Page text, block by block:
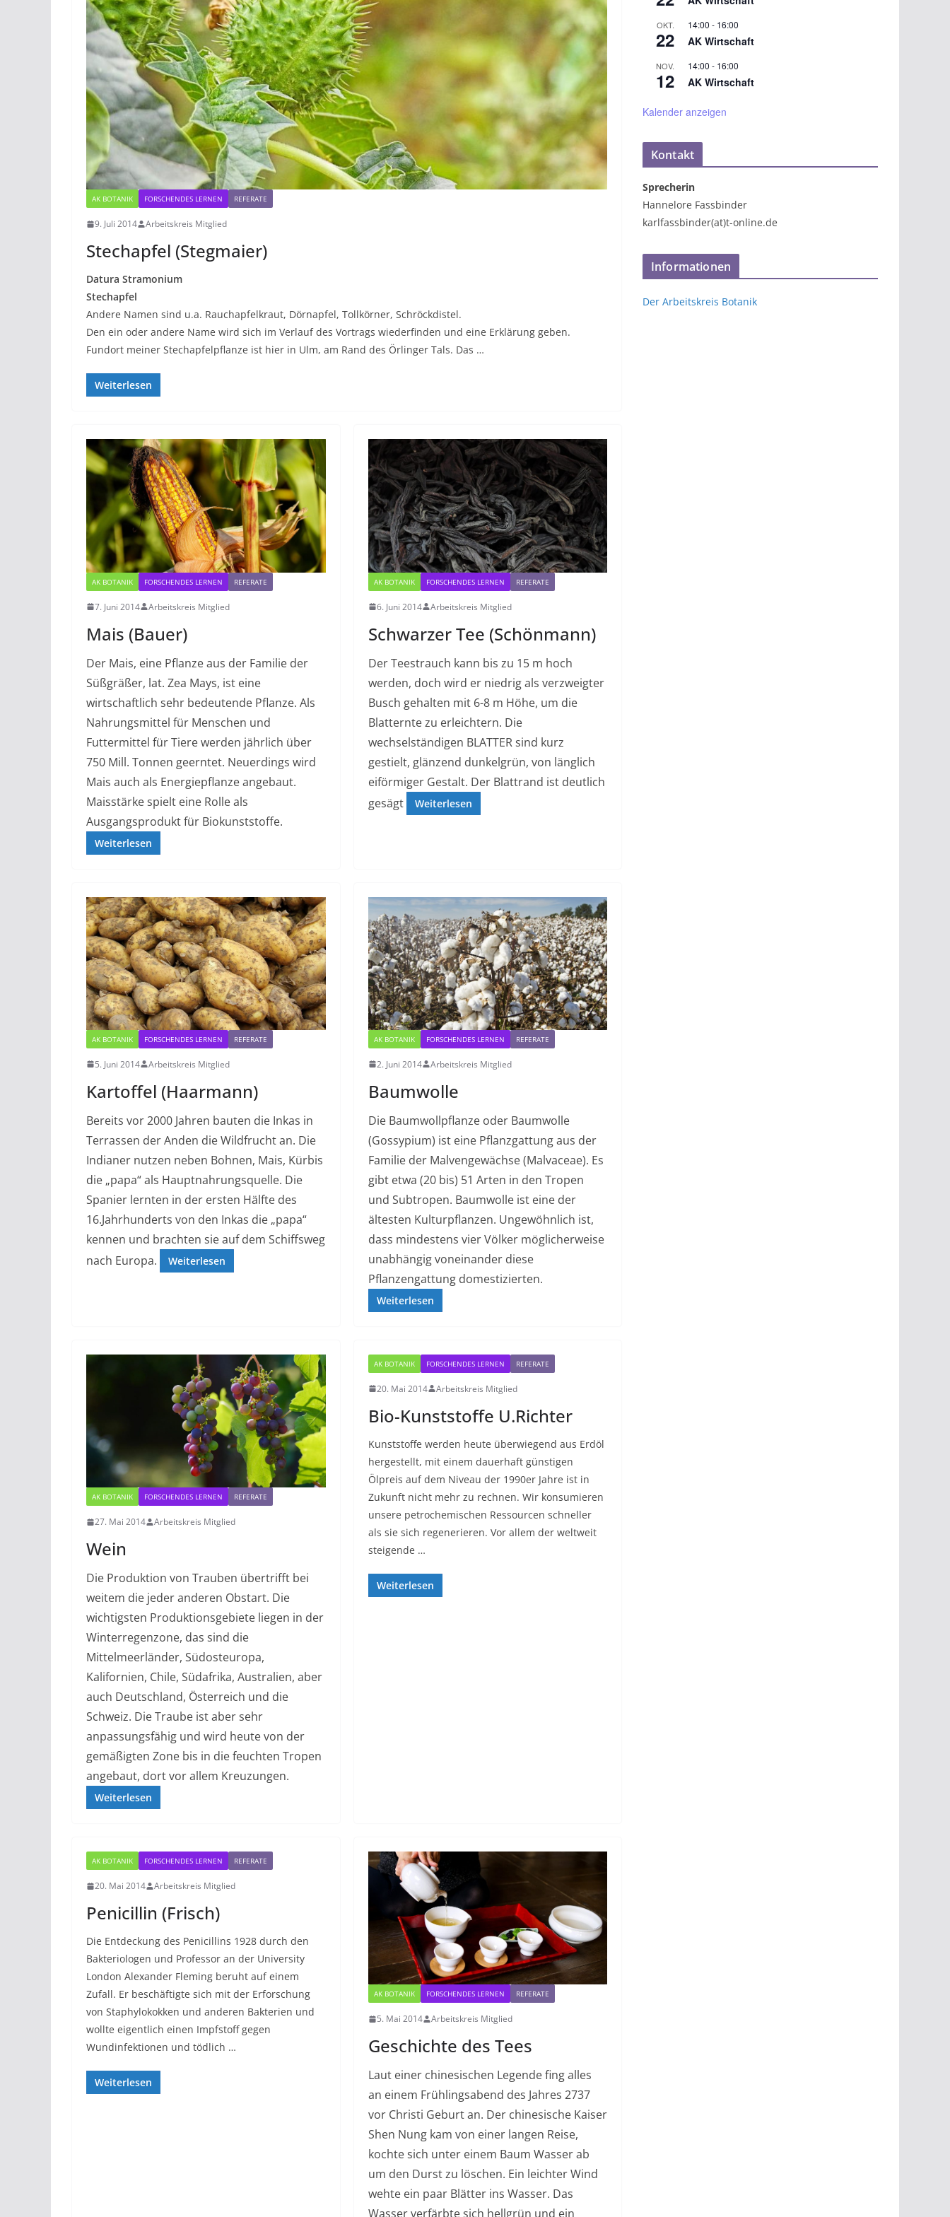
AK BOTANIK FORSCHENDES LERNEN REFERATE
9. Juli 2014 Arbeitskreis Mitglied
Stechapfel (Stegmaier)
Datura Stramonium
Stechapfel
Andere Namen sind u.a. Rauchapfelkraut, Dörnapfel, Tollkörner, Schröckdistel.
Den ein oder andere Name wird sich im Verlauf des Vortrags wiederfinden und eine Erklärung geben.
Fundort meiner Stechapfelpflanze ist hier in Ulm, am Rand des Örlinger Tals. Das …
Weiterlesen
AK BOTANIK FORSCHENDES LERNEN REFERATE
7. Juni 2014 Arbeitskreis Mitglied
Mais (Bauer)
Der Mais, eine Pflanze aus der Familie der
Süßgräßer, lat. Zea Mays, ist eine
wirtschaftlich sehr bedeutende Pflanze. Als
Nahrungsmittel für Menschen und
Futtermittel für Tiere werden jährlich über
750 Mill. Tonnen geerntet. Neuerdings wird
Mais auch als Energiepflanze angebaut.
Maisstärke spielt eine Rolle als
Ausgangsprodukt für Biokunststoffe.
Weiterlesen
AK BOTANIK FORSCHENDES LERNEN REFERATE
6. Juni 2014 Arbeitskreis Mitglied
Schwarzer Tee (Schönmann)
Der Teestrauch kann bis zu 15 m hoch
werden, doch wird er niedrig als verzweigter
Busch gehalten mit 6-8 m Höhe, um die
Blatternte zu erleichtern. Die
wechselständigen BLATTER sind kurz
gestielt, glänzend dunkelgrün, von länglich
eiförmiger Gestalt. Der Blattrand ist deutlich
gesägt
Weiterlesen
AK BOTANIK FORSCHENDES LERNEN REFERATE
5. Juni 2014 Arbeitskreis Mitglied
Kartoffel (Haarmann)
Bereits vor 2000 Jahren bauten die Inkas in
Terrassen der Anden die Wildfrucht an. Die
Indianer nutzen neben Bohnen, Mais, Kürbis
die „papa“ als Hauptnahrungsquelle. Die
Spanier lernten in der ersten Hälfte des
16.Jahrhunderts von den Inkas die „papa“
kennen und brachten sie auf dem Schiffsweg
nach Europa.
Weiterlesen
AK BOTANIK FORSCHENDES LERNEN REFERATE
2. Juni 2014 Arbeitskreis Mitglied
Baumwolle
Die Baumwollpflanze oder Baumwolle
(Gossypium) ist eine Pflanzgattung aus der
Familie der Malvengewächse (Malvaceae). Es
gibt etwa (20 bis) 51 Arten in den Tropen
und Subtropen. Baumwolle ist eine der
ältesten Kulturpflanzen. Ungewöhnlich ist,
dass mindestens vier Völker möglicherweise
unabhängig voneinander diese
Pflanzengattung domestizierten.
Weiterlesen
AK BOTANIK FORSCHENDES LERNEN REFERATE
27. Mai 2014 Arbeitskreis Mitglied
Wein
Die Produktion von Trauben übertrifft bei
weitem die jeder anderen Obstart. Die
wichtigsten Produktionsgebiete liegen in der
Winterregenzone, das sind die
Mittelmeerländer, Südosteuropa,
Kalifornien, Chile, Südafrika, Australien, aber
auch Deutschland, Österreich und die
Schweiz. Die Traube ist aber sehr
anpassungsfähig und wird heute von der
gemäßigten Zone bis in die feuchten Tropen
angebaut, dort vor allem Kreuzungen.
Weiterlesen
AK BOTANIK FORSCHENDES LERNEN REFERATE
20. Mai 2014 Arbeitskreis Mitglied
Bio-Kunststoffe U.Richter
Kunststoffe werden heute überwiegend aus Erdöl
hergestellt, mit einem dauerhaft günstigen
Ölpreis auf dem Niveau der 1990er Jahre ist in
Zukunft nicht mehr zu rechnen. Wir konsumieren
unsere petrochemischen Ressourcen schneller
als sie sich regenerieren. Vor allem der weltweit
steigende …
Weiterlesen
AK BOTANIK FORSCHENDES LERNEN REFERATE
20. Mai 2014 Arbeitskreis Mitglied
Penicillin (Frisch)
Die Entdeckung des Penicillins 1928 durch den
Bakteriologen und Professor an der University
London Alexander Fleming beruht auf einem
Zufall. Er beschäftigte sich mit der Erforschung
von Staphylokokken und anderen Bakterien und
wollte eigentlich einen Impfstoff gegen
Wundinfektionen und tödlich …
Weiterlesen
AK BOTANIK FORSCHENDES LERNEN REFERATE
5. Mai 2014 Arbeitskreis Mitglied
Geschichte des Tees
Laut einer chinesischen Legende fing alles
an einem Frühlingsabend des Jahres 2737
vor Christi Geburt an. Der chinesische Kaiser
Shen Nung kam von einer langen Reise,
kochte sich unter einem Baum Wasser ab
um den Durst zu löschen. Ein leichter Wind
wehte ein paar Blätter ins Wasser. Das
Wasser verfärbte sich hellgrün und ein
OKT.
22
14:00 - 16:00
AK Wirtschaft
NOV.
12
14:00 - 16:00
AK Wirtschaft
Kalender anzeigen
Kontakt
Sprecherin
Hannelore Fassbinder
karlfassbinder(at)t-online.de
Informationen
Der Arbeitskreis Botanik